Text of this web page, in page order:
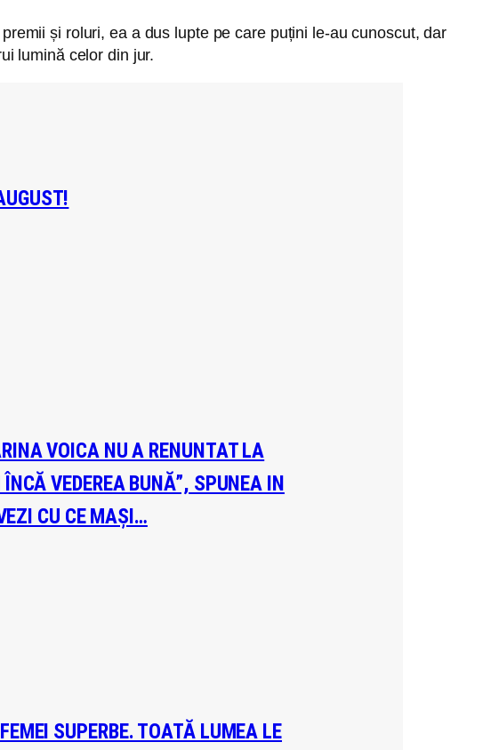
și roluri, ea a dus lupte pe care puțini le-au cunoscut, dar
lumină celor din jur.
VOICA NU A RENUNTAT LA
VEDEREA BUNĂ”, SPUNEA IN
CU CE MAȘI…
SUPERBE. TOATĂ LUMEA LE